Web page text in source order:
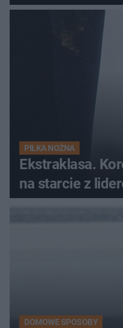
PIŁKA NOŻNA
Ekstraklasa.
na starcie z
DOMOWE SPOSOBY